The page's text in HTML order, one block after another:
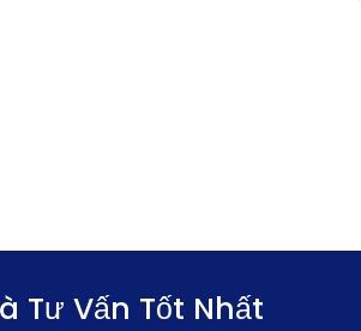
Tư Vấn Tốt Nhất